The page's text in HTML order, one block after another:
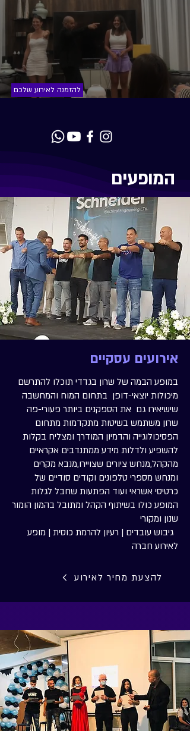
להזמנה לאירוע שלכם
המופעים
אירועים עסקיים
במופע הבמה של שרון בגדדי תוכלו להתרשם
מיכולות יוצאי-דופן בתחום המוח והמחשבה
שישיאירו גם את הספקנים ביותר פעורי-פה
שרון משתמש בשיטות מתקדמות מתחום
הפסיכולוגייה והדמיון המודרך ומצליח בקלות
להשפיע ולדלות מידע ממתנדבים אקראיים
מהקהל,מנחש ציורים שצויירו,מנבא מקרים
ומנחש מספרי טלפונים וקודים סודיים של
כרטיסי אשראי ועוד הפתעות שחבל לגלות
המופע כולו בשיתוף הקהל ומתובל בהמון הומור
שנון ומקורי
גיבוש עובדים | רעיון להרמת כוסית | מופע
לאירוע חברה
להצעת מחיר לאירוע